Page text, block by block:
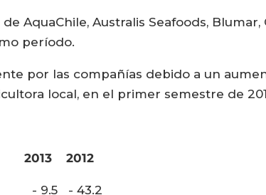
AquaChile, Australis Seafoods,
período.
por las compañías debido a un
local, en el primer semestre de
2013 2012
- 43.2